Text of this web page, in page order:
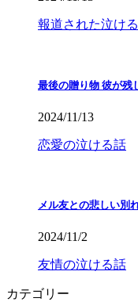
報道された泣け
最後の贈り物 彼が残
2024/11/13
恋愛の泣ける話
メル友との悲しい別
2024/11/2
友情の泣ける話
カテゴリー